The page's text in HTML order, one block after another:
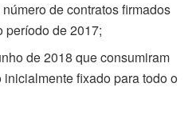
de contratos firmados
período de 2017;
de 2018 que consumiram
fixado para todo o